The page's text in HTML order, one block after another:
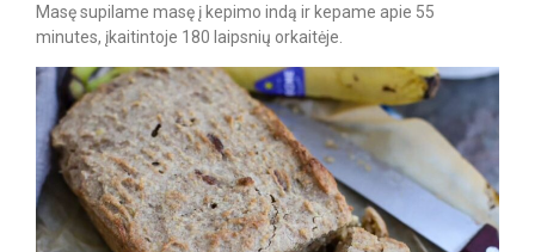
Masę supilame masę į kepimo indą ir kepame apie 55
minutes, įkaitintoje 180 laipsnių orkaitėje.